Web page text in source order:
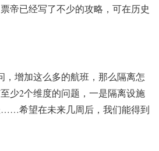
帝已经写了不少的攻略，可在历史
，增加这么多的航班，那么隔离怎
少2个维度的问题，一是隔离设施
希望在未来几周后，我们能得到